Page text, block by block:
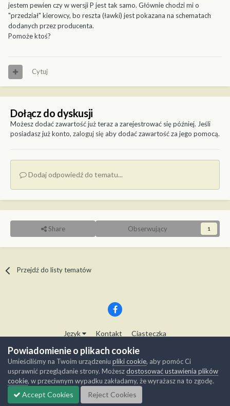
jestem pewien czy w wersji P jest tak samo. Głównie chodzi mi o
"przedział" kierowcy, bo reszta (ławki) jest pokazana na schematach
dodanych przez producenta.
Pomoże ktoś?
Cytuj
Dołącz do dyskusji
Możesz dodać zawartość już teraz a zarejestrować się później. Jeśli
posiadasz już konto, zaloguj sięaby dodać zawartość za jego pomocą.
Dodaj odpowiedź do tematu...
Share Obserwujący 1
Przejdź do listy tematów
Język Kontakt Ciasteczka
Copyright © Modelwork.pl
Powered by Invision Community
Powiadomienie o plikach cookie
Umieściliśmy na Twoim urządzeniu pliki cookie, aby pomóc Ci
usprawnić przeglądanie strony. Możeszdostosować ustawienia plików
cookie, w przeciwnym wypadku zakładamy, że wyrażasz na to zgodę.
Accept Cookies Reject Cookies